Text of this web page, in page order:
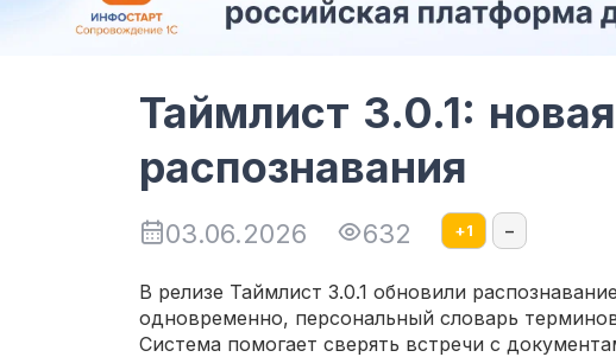
Таймлист 3.0.1:
распознавания
03.06.2026 632 +1 –
В релизе Таймлист 3.0.1 обновили
одновременно, персональный словарь
Система помогает сверять встречи с